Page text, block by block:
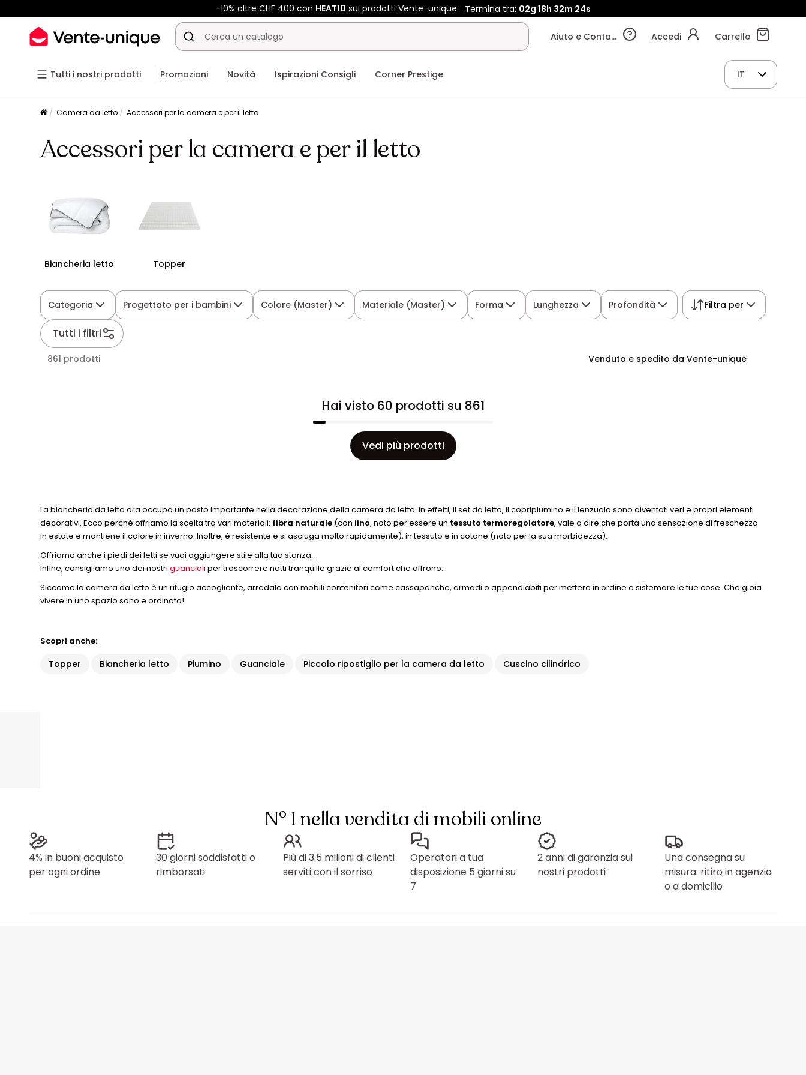
-10% oltre CHF 400 con HEAT10 sui prodotti Vente-unique Termina tra: 02g 18h 32m 23s
Aiuto e Contatti Accedi Carrello
Tutti i nostri prodotti Promozioni Novità Ispirazioni Consigli Corner Prestige IT
Camera da letto Accessori per la camera e per il letto
Accessori per la camera e per il letto
Biancheria letto Topper
Categoria Progettato per i bambini Colore (Master) Materiale (Master) Forma Lunghezza Profondità
Tutti i filtri
Filtra per
861 prodotti Venduto e spedito da Vente-unique
Hai visto 60 prodotti su 861
Vedi più prodotti
La biancheria da letto ora occupa un posto importante nella decorazione della camera da letto. In effetti, il set da letto, il copripiumino e il lenzuolo sono diventati veri e propri elementi
decorativi. Ecco perché offriamo la scelta tra vari materiali: fibra naturale (con lino, noto per essere un tessuto termoregolatore, vale a dire che porta una sensazione di freschezza
in estate e mantiene il calore in inverno. Inoltre, è resistente e si asciuga molto rapidamente), in tessuto e in cotone (noto per la sua morbidezza).
Offriamo anche i piedi dei letti se vuoi aggiungere stile alla tua stanza.
Infine, consigliamo uno dei nostriguanciali per trascorrere notti tranquille grazie al comfort che offrono.
Siccome la camera da letto è un rifugio accogliente, arredala con mobili contenitori come cassapanche, armadi o appendiabiti per mettere in ordine e sistemare le tue cose. Che gioia
vivere in uno spazio sano e ordinato!
Scopri anche:
Topper Biancheria letto Piumino Guanciale Piccolo ripostiglio per la camera da letto Cuscino cilindrico
N° 1 nella vendita di mobili online
4% in buoni acquisto
per ogni ordine
30 giorni soddisfatti o
rimborsati
Più di 3.5 milioni di clienti
serviti con il sorriso
Operatori a tua
disposizione 5 giorni su
7
2 anni di garanzia sui
nostri prodotti
Una consegna su
misura: ritiro in agenzia
o a domicilio